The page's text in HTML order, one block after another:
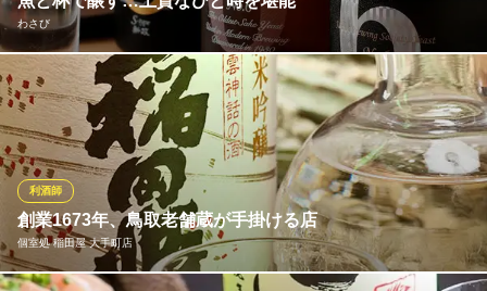
野らぼー 大手町店
自慢の本格讃岐うどん
地下鉄大手町駅 徒歩1分
東京都千代田区大手町1-6-1 大手町ビルB2
わさび
薫・爽・醇の3種味覚チャートで構成する日本酒メニュー。中でも
新政No.6は、旨みとキレのRタイプ、含んだ瞬間のふくよかさが
秀逸なSタイプ、清楚で強い味わいのXタイプが好評。890円～
（税抜）で注文可能な刺身単品と合わせ、じっくりと魚と杯のペ
アリングを楽しむも一興。全3タイプの飲み比べセットも！
わさび
老舗鮮魚問屋の海鮮酒場
地下鉄丸ノ内線大手町駅 徒歩1分
創業1673年、鳥取老舗蔵が手掛ける店
個室処 稲田屋 大手町店
利酒師